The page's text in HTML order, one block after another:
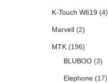
K-Touch W619(4)
Marvell(2)
MTK(196)
BLUBOO(3)
Elephone(17)